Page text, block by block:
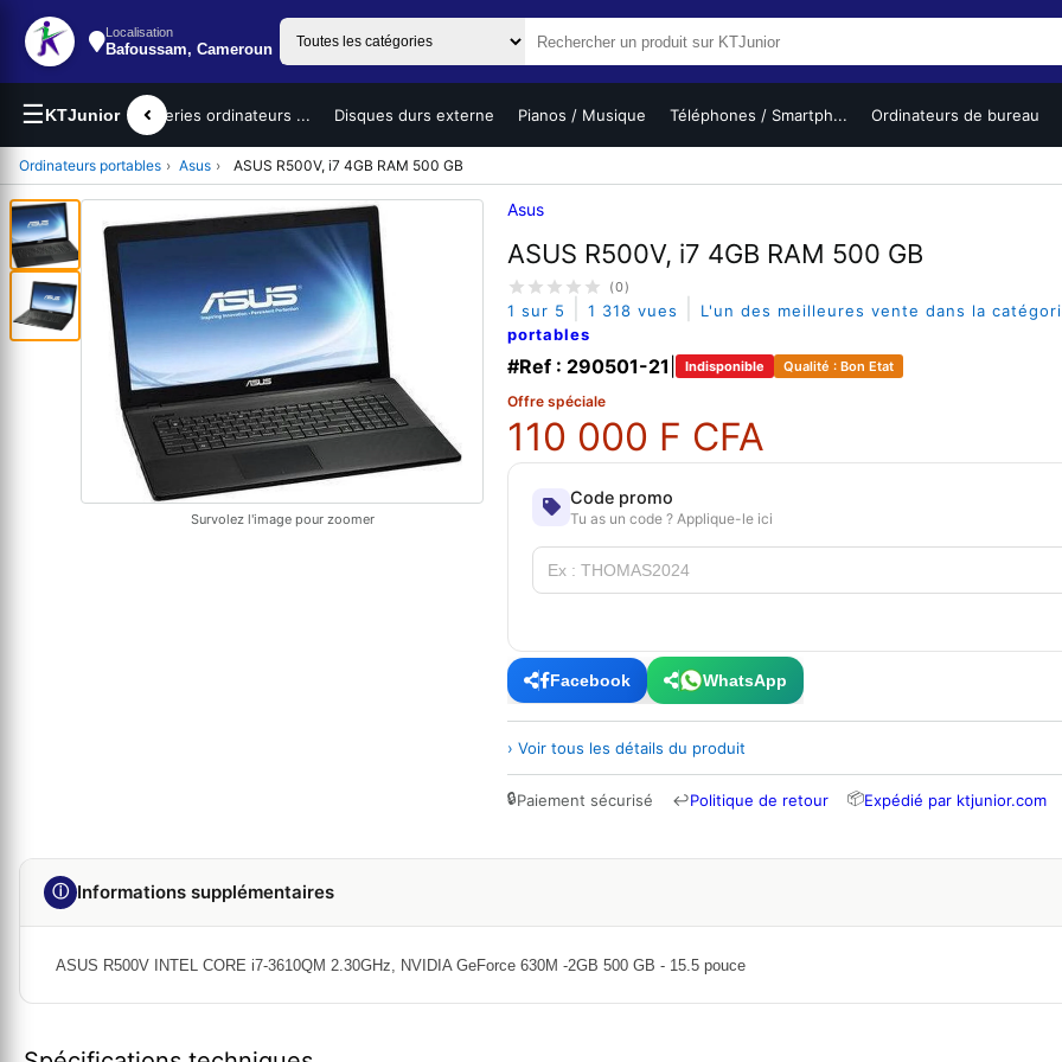
Localisation
Bafoussam, Cameroun
☰KTJunior
portables Batteries ordinateurs ... Disques durs externe Pianos / Musique Téléphones / Smartph... Ordinateurs de bureau
Ordinateurs portables › Asus › ASUS R500V, i7 4GB RAM 500 GB
Survolez l'image pour zoomer
Asus
ASUS R500V, i7 4GB RAM 500 GB
(0)
1 sur 5 1 318 vues L'un des meilleures vente dans la
portables
#Ref : 290501-21 Indisponible Qualité : Bon Etat
Offre spéciale
110 000 F CFA
Code promo
Tu as un code ? Applique-le ici
Facebook WhatsApp
› Voir tous les détails du produit
🔒Paiement sécurisé ↩Politique de retour 📦Expédié par ktjunior.com
ⓘ Informations supplémentaires
ASUS R500V INTEL CORE i7-3610QM 2.30GHz, NVIDIA GeForce 630M -2GB 500 GB - 15.5 pouce